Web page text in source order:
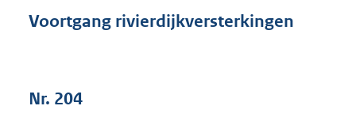
s
Voortgang rivierdijkversterkingen
Nr. 204